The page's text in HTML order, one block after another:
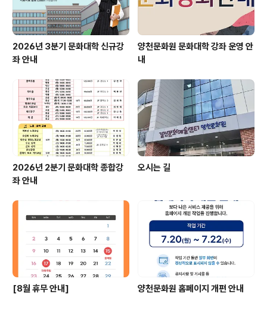
2026년 3분기 문화대학 신규강
좌 안내
양천문화원 문화대학 강좌 운영 안
내
2026년 2분기 문화대학 종합강
좌 안내
오시는 길
[8월 휴무 안내] 양천문화원 홈페이지 개편 안내